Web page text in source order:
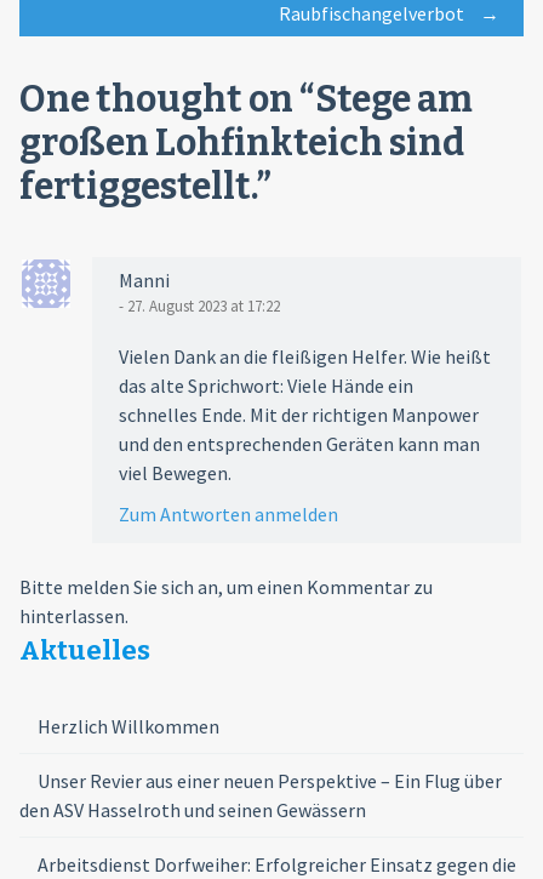
navigation Raubfischangelverbot →
One thought on “Stege am
großen Lohfinkteich sind
fertiggestellt.”
Manni
- 27. August 2023 at 17:22
Vielen Dank an die fleißigen Helfer. Wie heißt
das alte Sprichwort: Viele Hände ein
schnelles Ende. Mit der richtigen Manpower
und den entsprechenden Geräten kann man
viel Bewegen.
Zum Antworten anmelden
Bitte melden Sie sich an, um einen Kommentar zu
hinterlassen.
Aktuelles
Herzlich Willkommen
Unser Revier aus einer neuen Perspektive – Ein Flug über
den ASV Hasselroth und seinen Gewässern
Arbeitsdienst Dorfweiher: Erfolgreicher Einsatz gegen die